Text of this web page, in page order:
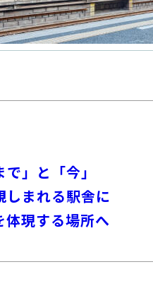
」と「今」
しまれる駅舎に
体現する場所へ